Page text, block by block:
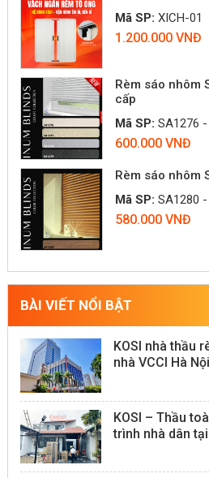
Mã SP: XICH-01
1.200.000 VNĐ
Rèm sáo nhôm
cấp
Mã SP: SA1276
600.000 VNĐ
Rèm sáo nhôm
Mã SP: SA1280
580.000 VNĐ
BÀI VIẾT NỔI BẬT
KOSI nhà thầu
nhà VCCI Hà Nội
KOSI – Thầu
trình nhà dân